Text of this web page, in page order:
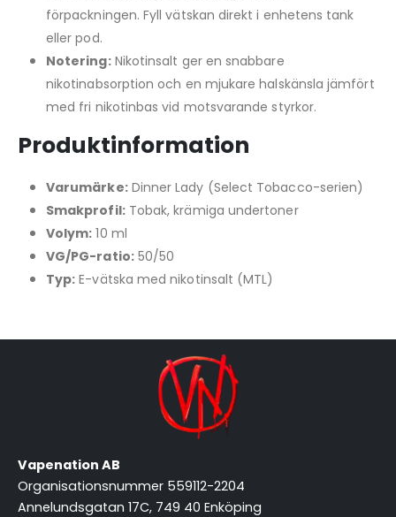
förpackningen. Fyll vätskan direkt i enhetens tank
eller pod.
Notering:Nikotinsalt ger en snabbare
nikotinabsorption och en mjukare halskänsla jämfört
med fri nikotinbas vid motsvarande styrkor.
Produktinformation
Varumärke:Dinner Lady (Select Tobacco-serien)
Smakprofil:Tobak, krämiga undertoner
Volym: 10 ml
VG/PG-ratio:50/50
Typ: E-vätska med nikotinsalt (MTL)
Vapenation AB
Organisationsnummer 559112-2204
Annelundsgatan 17C, 749 40 Enköping